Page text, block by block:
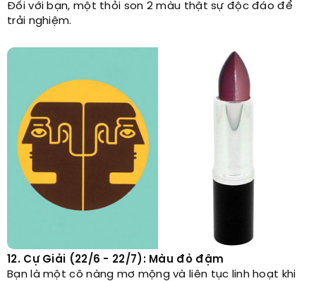
Đối với bạn, một thỏi son 2 màu thật sự độc đáo để
trải nghiệm.
12. Cự Giải (22/6 - 22/7): Màu đỏ đậm
Bạn là một cô nàng mơ mộng và liên tục linh hoạt khi